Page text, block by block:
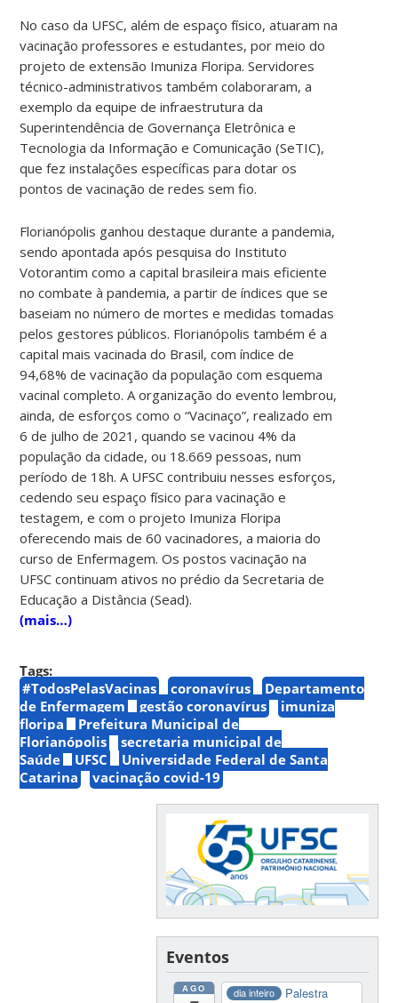
No caso da UFSC, além de espaço físico, atuaram na
vacinação professores e estudantes, por meio do
projeto de extensão Imuniza Floripa. Servidores
técnico-administrativos também colaboraram, a
exemplo da equipe de infraestrutura da
Superintendência de Governança Eletrônica e
Tecnologia da Informação e Comunicação (SeTIC),
que fez instalações específicas para dotar os
pontos de vacinação de redes sem fio.
Florianópolis ganhou destaque durante a pandemia,
sendo apontada após pesquisa do Instituto
Votorantim como a capital brasileira mais eficiente
no combate à pandemia, a partir de índices que se
baseiam no número de mortes e medidas tomadas
pelos gestores públicos. Florianópolis também é a
capital mais vacinada do Brasil, com índice de
94,68% de vacinação da população com esquema
vacinal completo. A organização do evento lembrou,
ainda, de esforços como o “Vacinaço”, realizado em
6 de julho de 2021, quando se vacinou 4% da
população da cidade, ou 18.669 pessoas, num
período de 18h. A UFSC contribuiu nesses esforços,
cedendo seu espaço físico para vacinação e
testagem, e com o projeto Imuniza Floripa
oferecendo mais de 60 vacinadores, a maioria do
curso de Enfermagem. Os postos vacinação na
UFSC continuam ativos no prédio da Secretaria de
Educação a Distância (Sead).
(mais…)
Tags:
#TodosPelasVacinas
coronavírus
Departamento
de Enfermagem
gestão coronavírus
imuniza
floripa
Prefeitura Municipal de
Florianópolis
secretaria municipal de
Saúde
UFSC
Universidade Federal de Santa
Catarina
vacinação covid-19
Eventos
AGO dia inteiro
Palestra